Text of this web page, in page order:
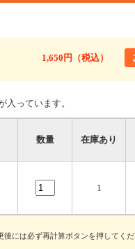
1,650円（税込）
入っています。
数量 在庫あり
1
後には必ず再計算ボタンを押してく